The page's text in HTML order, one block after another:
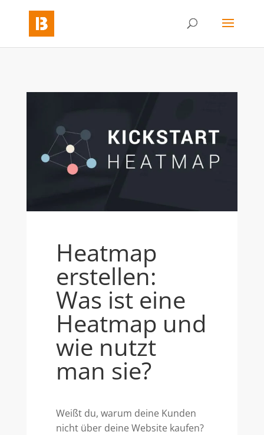
Heatmap
erstellen:
Was ist eine
Heatmap und
wie nutzt
man sie?
Weißt du, warum deine Kunden
nicht über deine Website kaufen?